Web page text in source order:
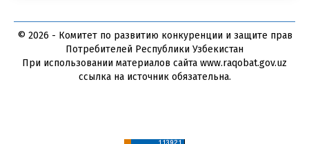
© 2026 - Комитет по развитию конкуренции и защите прав
Потребителей Республики Узбекистан
При использовании материалов сайта www.raqobat.gov.uz
ссылка на источник обязательна.